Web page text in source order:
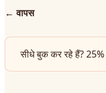
←वापस
सीधे बुक कर रहे हैं?